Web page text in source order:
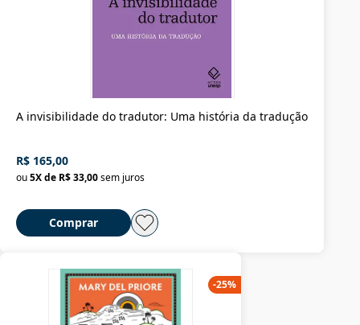
A invisibilidade do tradutor: Uma história da tradução
R$ 165,00
ou5X de R$ 33,00sem juros
Comprar
-25%